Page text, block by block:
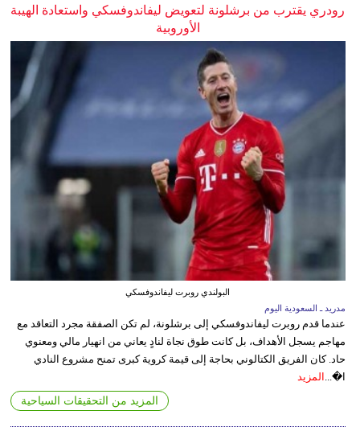
رودري يقترب من برشلونة لتعويض ليفاندوفسكي واستعادة الهيبة
الأوروبية
البولندي روبرت ليفاندوفسكي
مدريد ـ السعودية اليوم
عندما قدم روبرت ليفاندوفسكي إلى برشلونة، لم تكن الصفقة مجرد التعاقد مع
مهاجم يسجل الأهداف، بل كانت طوق نجاة لنادٍ يعاني من انهيار مالي ومعنوي
حاد. كان الفريق الكتالوني بحاجة إلى قيمة كروية كبرى تمنح مشروع النادي
ا�...
المزيد
المزيد من التحقيقات السياحية